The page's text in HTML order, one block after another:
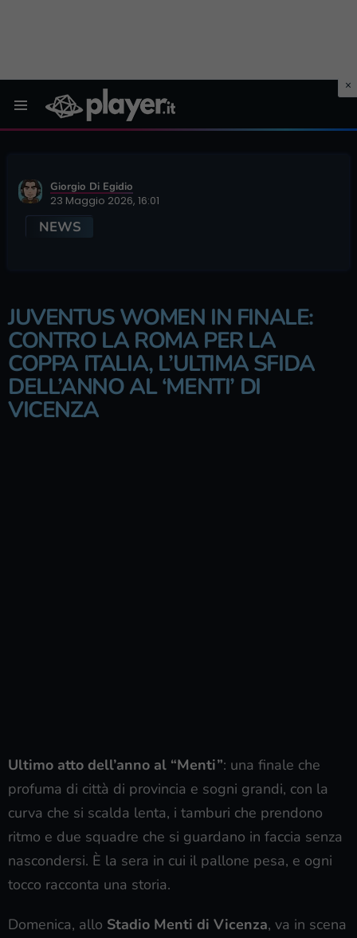
Giorgio Di Egidio
23 Maggio 2026, 16:01
NEWS
JUVENTUS WOMEN IN FINALE:
CONTRO LA ROMA PER LA
COPPA ITALIA, L’ULTIMA SFIDA
DELL’ANNO AL ‘MENTI’ DI
VICENZA
Ultimo atto dell’anno al “Menti”: una finale che
profuma di città di provincia e sogni grandi, con la
curva che si scalda lenta, i tamburi che prendono
ritmo e due squadre che si guardano in faccia senza
nascondersi. È la sera in cui il pallone pesa, e ogni
tocco racconta una storia.
Domenica, allo Stadio Menti di Vicenza, va in scena